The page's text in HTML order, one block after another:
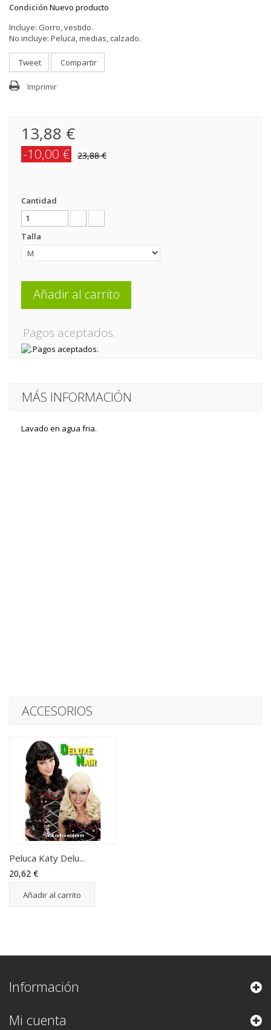
Condición Nuevo producto
Incluye: Gorro, vestido.
No incluye: Peluca, medias, calzado.
Tweet Compartir
Imprimir
13,88 €
-10,00 € 23,88 €
Cantidad
Talla
Añadir al carrito
.Pagos aceptados.
MÁS INFORMACIÓN
Lavado en agua fria.
ACCESORIOS
Peluca Katy Delu...
20,62 €
Añadir al carrito
Información
Mi cuenta